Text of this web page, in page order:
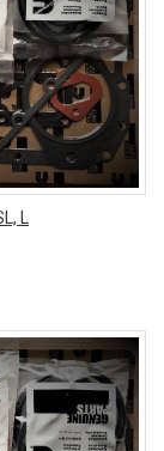
L